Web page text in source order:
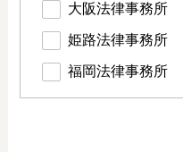
大阪法律事務所
姫路法律事務所
福岡法律事務所